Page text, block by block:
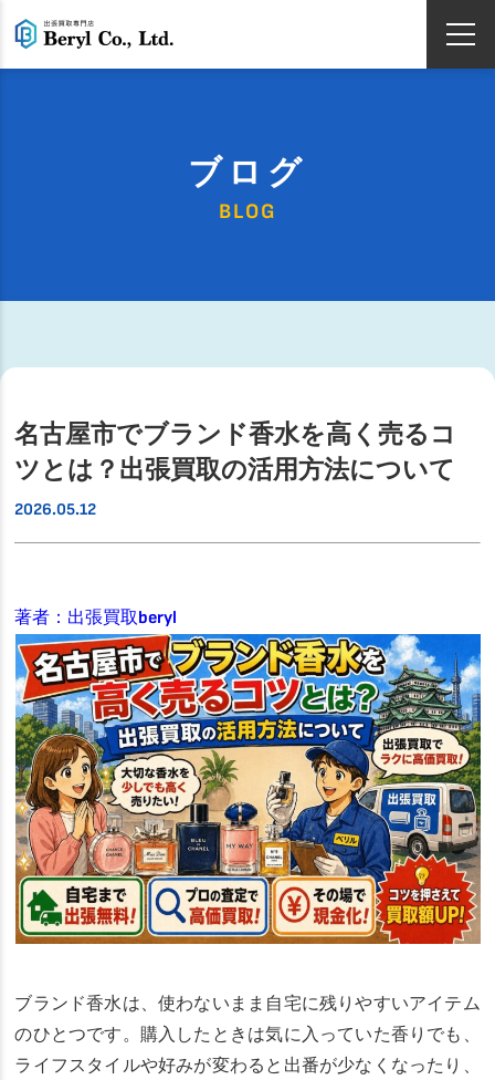
ブログ
BLOG
名古屋市でブランド香水を高く売るコ
ツとは？出張買取の活用方法について
2026.05.12
著者：出張買取beryl
ブランド香水は、使わないまま自宅に残りやすいアイテム
のひとつです。購入したときは気に入っていた香りでも、
ライフスタイルや好みが変わると出番が少なくなったり、